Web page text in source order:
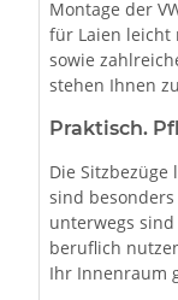
Montage der
für Laien leicht
sowie
stehen Ihnen
Praktisch.
Die
sind
unterwegs
beruflich
Ihr Innenraum